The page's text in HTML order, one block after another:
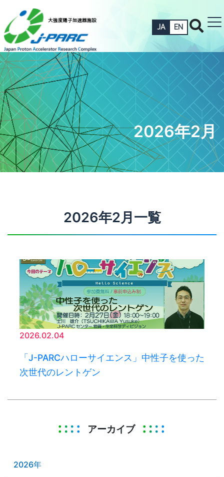
JA EN
2026年2月
2026年2月一覧
2026.02.04
「J-PARCハローサイエンス」中性子を使った
次世代のレントゲン
アーカイブ
2026年